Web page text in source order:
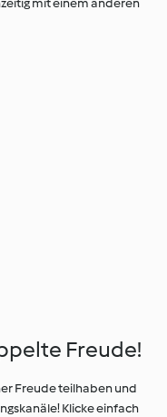
mit einem anderen
Freude!
Freude teilhaben und
Klicke einfach